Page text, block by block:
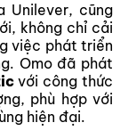
Unilever, cũng
không chỉ cải
việc phát triển
Omo đã phát
với công thức
phù hợp với
hiện đại.